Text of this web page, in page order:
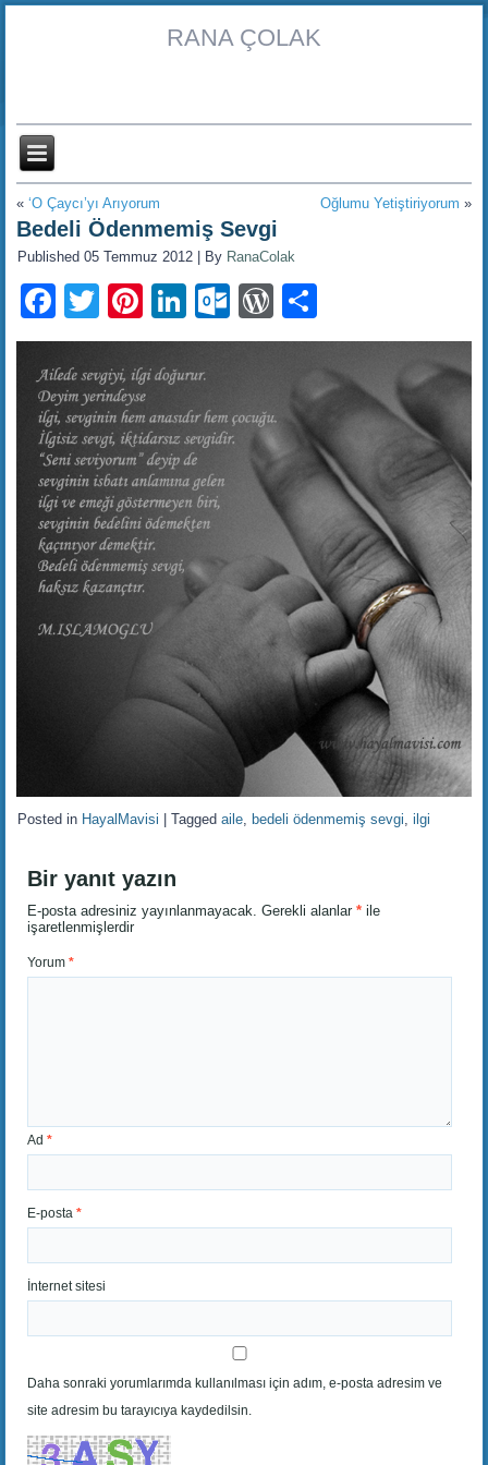
RANA ÇOLAK
«‘O Çaycı’yı Arıyorum Oğlumu Yetiştiriyorum »
Bedeli Ödenmemiş Sevgi
Published 05 Temmuz 2012 By RanaColak
Facebook
TwitterPinterest
LinkedIn
Outlook.com
WordPress
Posted in HayalMavisi |Tagged aile ,bedeli ödenmemiş sevgi ,ilgi
Bir yanıt yazın
E-posta adresiniz yayınlanmayacak. Gerekli alanlar* ile
işaretlenmişlerdir
Yorum*
Ad*
E-posta*
İnternet sitesi
Daha sonraki yorumlarımda kullanılması için adım, e-posta adresim ve
site adresim bu tarayıcıya kaydedilsin.